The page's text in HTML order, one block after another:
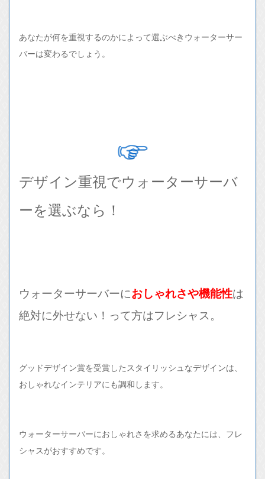
あなたが何を重視するのかによって選ぶべきウォーターサー
バーは変わるでしょう。
デザイン重視でウォーターサーバ
ーを選ぶなら！
ウォーターサーバーにおしゃれさや機能性は
絶対に外せない！って方はフレシャス。
グッドデザイン賞を受賞したスタイリッシュなデザインは、
おしゃれなインテリアにも調和します。
ウォーターサーバーにおしゃれさを求めるあなたには、フレ
シャスがおすすめです。